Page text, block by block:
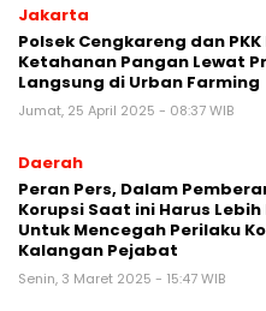
Jakarta
Polsek Cengkareng dan PKK
Ketahanan Pangan Lewat
Langsung di Urban Farming
Jumat, 25 April 2025 - 08:37 WIB
Daerah
Peran Pers, Dalam
Korupsi Saat ini Harus Lebih
Untuk Mencegah Perilaku
Kalangan Pejabat
Senin, 3 Maret 2025 - 15:47 WIB